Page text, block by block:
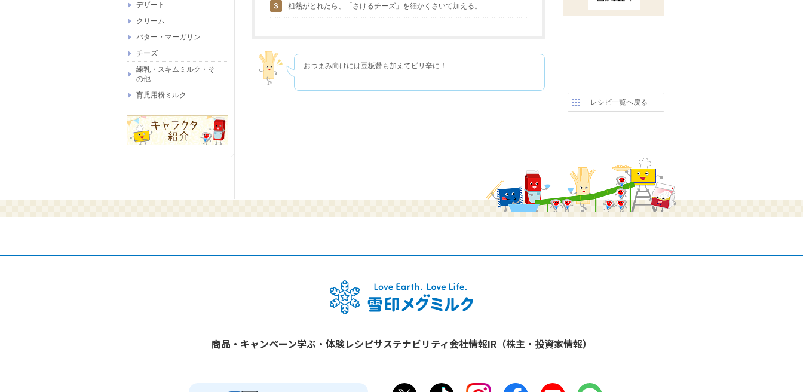
粗熱がとれたら、「さけるチーズ」を細かくさいて加える。
おつまみ向けには豆板醤も加えてピリ辛に！
レシピ一覧へ戻る
デザート
クリーム
バター・マーガリン
チーズ
練乳・スキムミルク・そ
の他
育児用粉ミルク
商品・キャンペーン学ぶ・体験レシピサステナビリティ会社情報IR（株主・投資家情報）